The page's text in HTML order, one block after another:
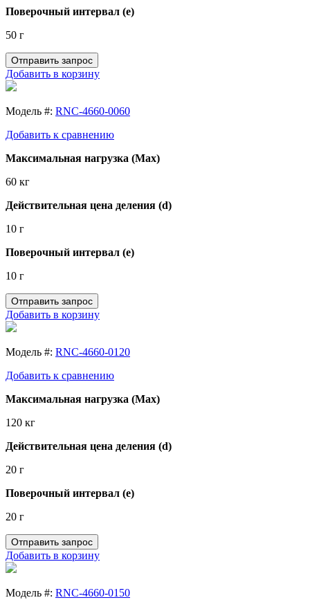
Поверочный интервал (e)
50 г
Отправить запрос
Добавить в корзину
Модель #: RNC-4660-0060
Добавить к сравнению
Максимальная нагрузка (Max)
60 кг
Действительная цена деления (d)
10 г
Поверочный интервал (e)
10 г
Отправить запрос
Добавить в корзину
Модель #: RNC-4660-0120
Добавить к сравнению
Максимальная нагрузка (Max)
120 кг
Действительная цена деления (d)
20 г
Поверочный интервал (e)
20 г
Отправить запрос
Добавить в корзину
Модель #: RNC-4660-0150